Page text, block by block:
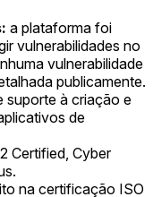
a plataforma foi
vulnerabilidades no
vulnerabilidade
publicamente.
suporte à criação e
de
Certified, Cyber
na certificação ISO